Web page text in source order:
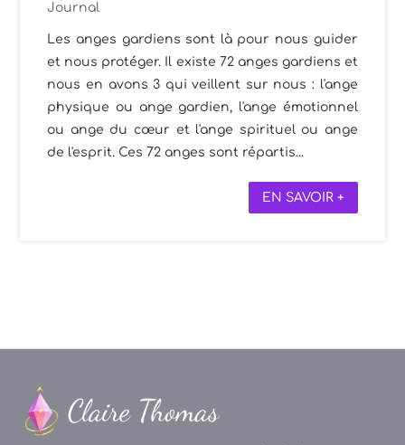
Journal
Les anges gardiens sont là pour nous guider
et nous protéger. Il existe 72 anges gardiens et
nous en avons 3 qui veillent sur nous : l'ange
physique ou ange gardien, l'ange émotionnel
ou ange du cœur et l'ange spirituel ou ange
de l'esprit. Ces 72 anges sont répartis...
EN SAVOIR +